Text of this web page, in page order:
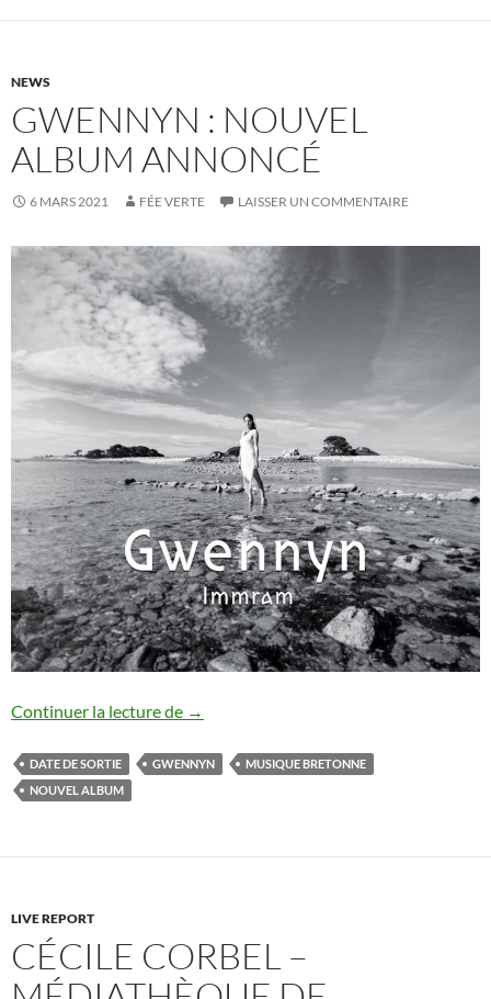
NEWS
GWENNYN : NOUVEL
ALBUM ANNONCÉ
6 MARS 2021 FÉE VERTE LAISSER UN COMMENTAIRE
Continuer la lecture de Gwennyn : nouvel album annoncé
→
DATE DE SORTIE GWENNYN
MUSIQUE BRETONNE
NOUVEL ALBUM
LIVE REPORT
CÉCILE CORBEL –